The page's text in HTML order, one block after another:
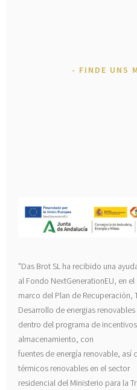
FINDE UNS
"Das Brot SL ha recibido una
al Fondo NextGenerationEU, en el
marco del Plan de Recuperación,
Desarrollo de energias
dentro del programa de
almacenamiento, con
fuentes de energía renovable,
térmicos renovables en el sector
residencial del Ministerio para la